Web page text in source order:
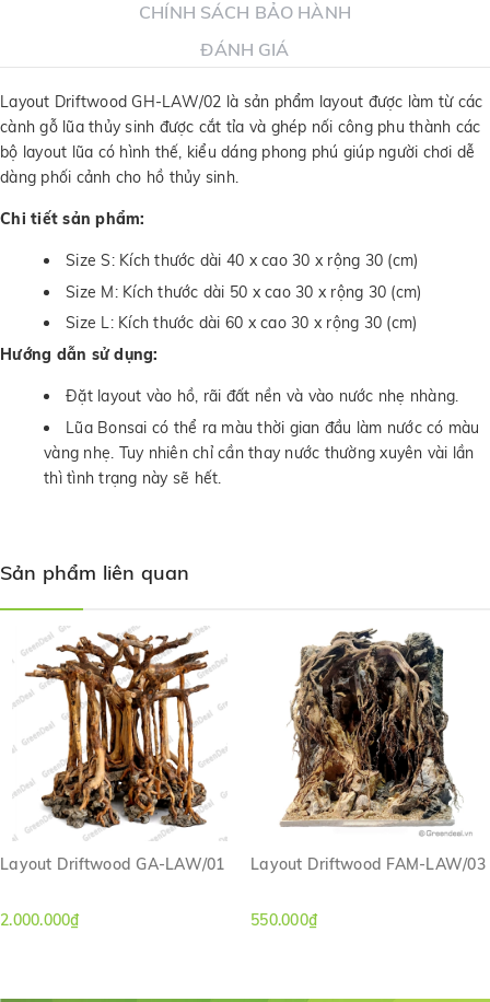
CHÍNH SÁCH BẢO HÀNH
ĐÁNH GIÁ
Layout Driftwood GH-LAW/02 là sản phẩm layout được làm từ các
cành gỗ lũa thủy sinh được cắt tỉa và ghép nối công phu thành các
bộ layout lũa có hình thế, kiểu dáng phong phú giúp người chơi dễ
dàng phối cảnh cho hồ thủy sinh.
Chi tiết sản phẩm:
Size S: Kích thước dài 40 x cao 30 x rộng 30 (cm)
Size M: Kích thước dài 50 x cao 30 x rộng 30 (cm)
Size L: Kích thước dài 60 x cao 30 x rộng 30 (cm)
Hướng dẫn sử dụng:
Đặt layout vào hồ, rãi đất nền và vào nước nhẹ nhàng.
Lũa Bonsai có thể ra màu thời gian đầu làm nước có màu
vàng nhẹ. Tuy nhiên chỉ cần thay nước thường xuyên vài lần
thì tình trạng này sẽ hết.
Sản phẩm liên quan
Layout Driftwood GA-LAW/01
2.000.000₫
Layout Driftwood FAM-LAW/03
550.000₫